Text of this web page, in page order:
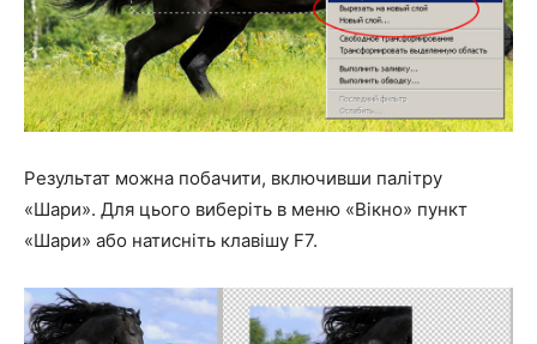
Результат можна побачити, включивши палітру
«Шари». Для цього виберіть в меню «Вікно» пункт
«Шари» або натисніть клавішу F7.